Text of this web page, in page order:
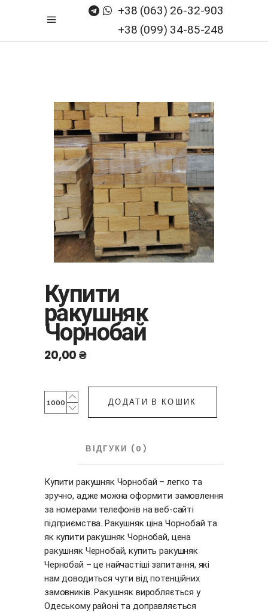
+38 (063) 26-32-903
+38 (099) 34-85-248
Купити
ракушняк
Чорнобай
20,00₴
Купити
ракушняк
ДОДАТИ В КОШИК
ВІДГУКИ (0)
Купити ракушняк Чорнобай – легко та
зручно, адже можна оформити замовлення
за номерами телефонів на веб-сайті
підприємства. Ракушняк ціна Чорнобай та
як купити ракушняк Чорнобай, цена
ракушняк Чернобай, купить ракушняк
Чернобай – це найчастіші запитання, які
нам доводиться чути від потенційних
замовників. Ракушняк виробляється у
Одеському районі та доправляється